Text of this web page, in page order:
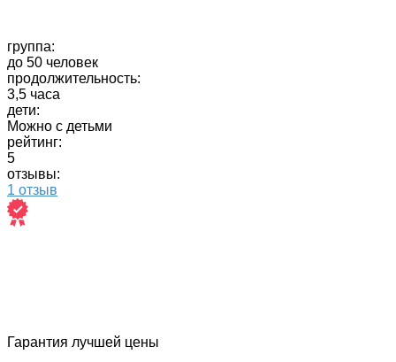
группа:
до 50 человек
продолжительность:
3,5 часа
дети:
Можно с детьми
рейтинг:
5
отзывы:
1 отзыв
Гарантия лучшей цены